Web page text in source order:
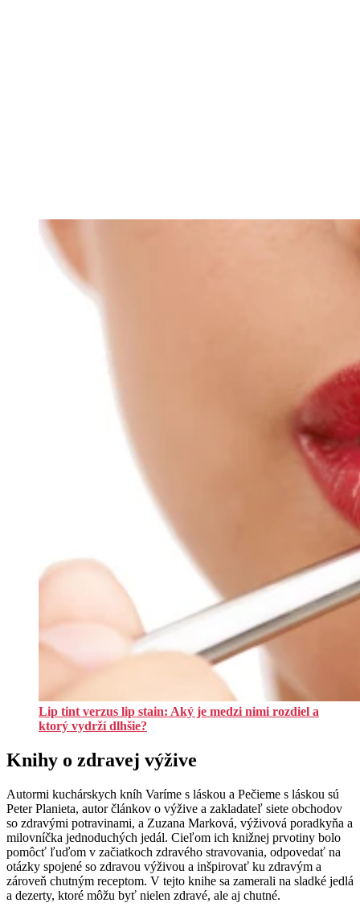
Lip tint verzus lip stain: Aký je medzi nimi rozdiel a
ktorý vydrží dlhšie?
Knihy o zdravej výžive
Autormi kuchárskych kníh Varíme s láskou a Pečieme s láskou sú
Peter Planieta, autor článkov o výžive a zakladateľ siete obchodov
so zdravými potravinami, a Zuzana Marková, výživová poradkyňa a
milovníčka jednoduchých jedál. Cieľom ich knižnej prvotiny bolo
pomôcť ľuďom v začiatkoch zdravého stravovania, odpovedať na
otázky spojené so zdravou výživou a inšpirovať ku zdravým a
zároveň chutným receptom. V tejto knihe sa zamerali na sladké jedlá
a dezerty, ktoré môžu byť nielen zdravé, ale aj chutné.